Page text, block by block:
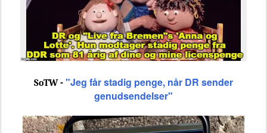
SoTW - "Jeg får stadig penge, når DR sender
genudsendelser"